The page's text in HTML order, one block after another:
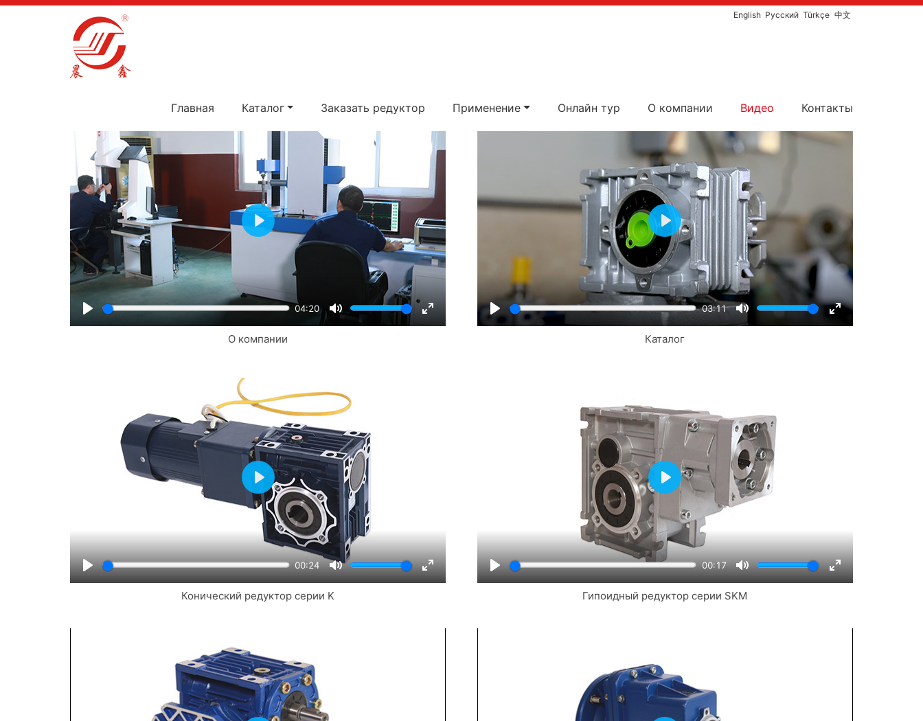
English Русский Türkçe 中文
Главная Каталог Заказать редуктор Применение Онлайн тур О компании Видео Контакты
Главная
Play
04:20
Mute
Enter
Play
О компании
Play
03:11
Mute
Enter
Play
Каталог
Play
00:24
Mute
Enter
Play
Конический редуктор серии K
Play
00:17
Mute
Enter
Play
Гипоидный редуктор серии SKM